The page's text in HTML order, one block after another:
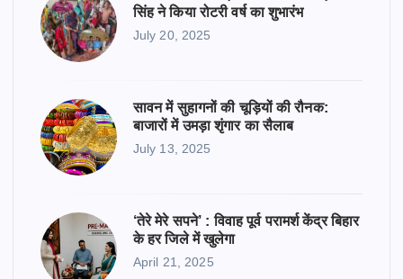
सिंह ने किया रोटरी वर्ष का शुभारंभ
July 20, 2025
सावन में सुहागनों की चूड़ियों की रौनक:
बाजारों में उमड़ा शृंगार का सैलाब
July 13, 2025
‘तेरे मेरे सपने’ : विवाह पूर्व परामर्श केंद्र बिहार
के हर जिले में खुलेगा
April 21, 2025